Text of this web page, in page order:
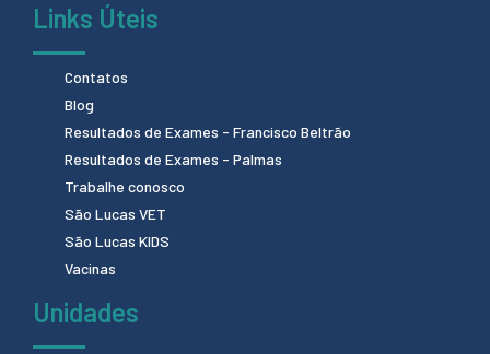
Links Úteis
Contatos
Blog
Resultados de Exames - Francisco Beltrão
Resultados de Exames - Palmas
Trabalhe conosco
São Lucas VET
São Lucas KIDS
Vacinas
Unidades